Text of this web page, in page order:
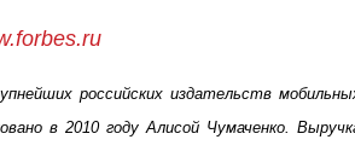
российских издательств
в 2010 году Алисой Чумаченко.